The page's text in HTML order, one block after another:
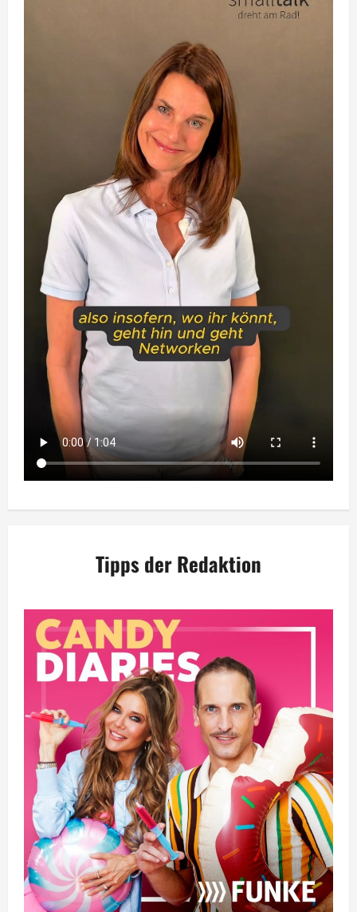
Tipps der Redaktion